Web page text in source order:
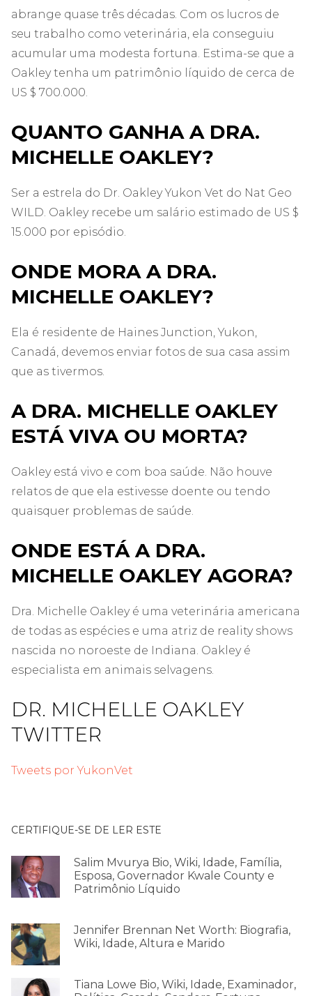
abrange quase três décadas. Com os lucros de
seu trabalho como veterinária, ela conseguiu
acumular uma modesta fortuna. Estima-se que a
Oakley tenha um patrimônio líquido de cerca de
US $ 700.000.
QUANTO GANHA A DRA.
MICHELLE OAKLEY?
Ser a estrela do Dr. Oakley Yukon Vet do Nat Geo
WILD. Oakley recebe um salário estimado de US $
15.000 por episódio.
ONDE MORA A DRA.
MICHELLE OAKLEY?
Ela é residente de Haines Junction, Yukon,
Canadá, devemos enviar fotos de sua casa assim
que as tivermos.
A DRA. MICHELLE OAKLEY
ESTÁ VIVA OU MORTA?
Oakley está vivo e com boa saúde. Não houve
relatos de que ela estivesse doente ou tendo
quaisquer problemas de saúde.
ONDE ESTÁ A DRA.
MICHELLE OAKLEY AGORA?
Dra. Michelle Oakley é uma veterinária americana
de todas as espécies e uma atriz de reality shows
nascida no noroeste de Indiana. Oakley é
especialista em animais selvagens.
DR. MICHELLE OAKLEY
TWITTER
Tweets por YukonVet
CERTIFIQUE-SE DE LER ESTE
Salim Mvurya Bio, Wiki, Idade, Família,
Esposa, Governador Kwale County e
Patrimônio Líquido
Jennifer Brennan Net Worth: Biografia,
Wiki, Idade, Altura e Marido
Tiana Lowe Bio, Wiki, Idade, Examinador,